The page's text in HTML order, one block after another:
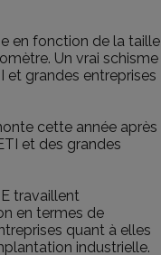
en fonction de la taille
Un vrai schisme
et grandes entreprises
cette année après
et des grandes
travaillent
en termes de
quant à elles
industrielle.